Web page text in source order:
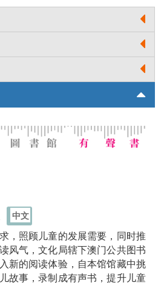
中文
，照顾儿童的发展需要，同时推
风气，文化局辖下澳门公共图书
新的阅读体验，自本馆馆藏中挑
故事，录制成有声书，提升儿童